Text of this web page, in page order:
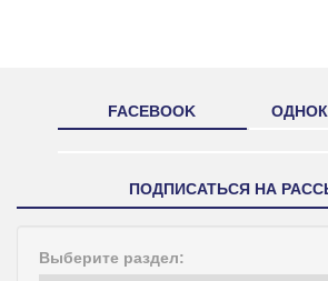
FACEBOOK
ПОДПИСАТЬСЯ НА
Выберите раздел: